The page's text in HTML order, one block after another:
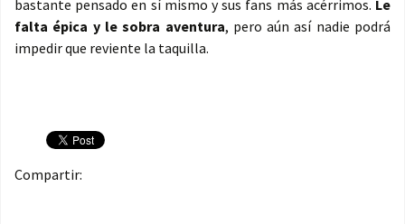
bastante pensado en sí mismo y sus fans más acérrimos. Le
falta épica y le sobra aventura, pero aún así nadie podrá
impedir que reviente la taquilla.
Compartir: